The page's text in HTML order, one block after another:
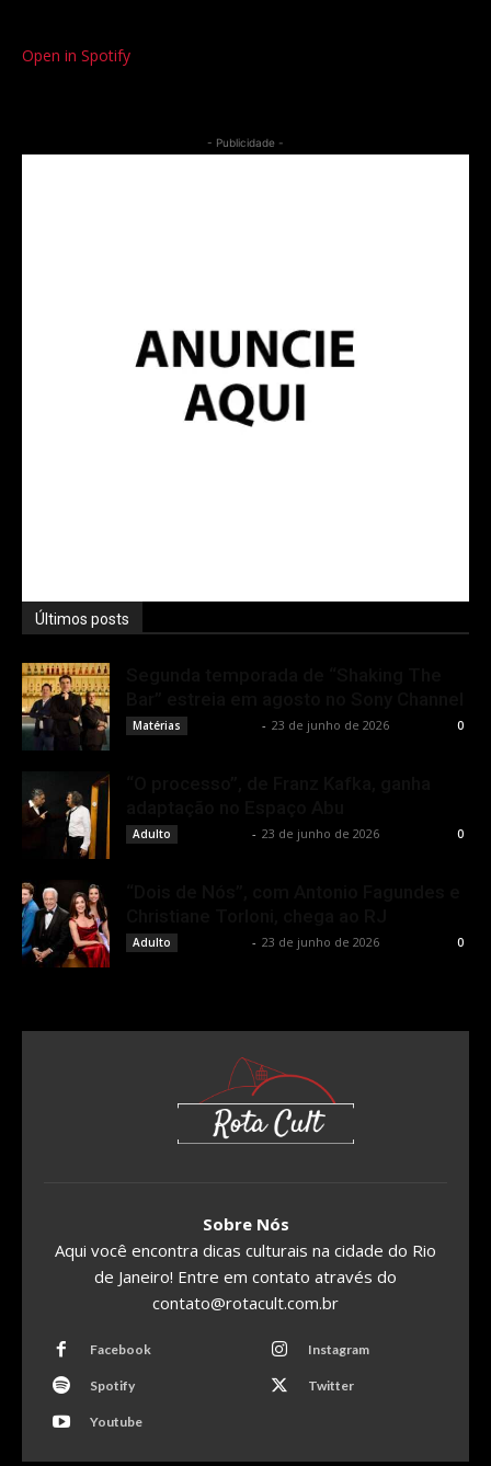
Open in Spotify
- Publicidade -
Últimos posts
Matérias - 23 de junho de 2026 0
Adulto - 23 de junho de 2026 0
Adulto - 23 de junho de 2026 0
Sobre Nós
Aqui você encontra dicas culturais na cidade do Rio
de Janeiro! Entre em contato através do
contato@rotacult.com.br
Facebook Instagram
Spotify Twitter
Youtube